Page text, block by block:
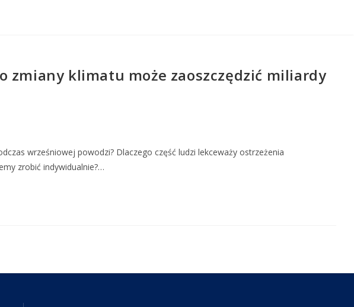
zmiany klimatu może zaoszczędzić miliardy
wrześniowej powodzi? Dlaczego część ludzi lekceważy ostrzeżenia
zrobić indywidualnie?…